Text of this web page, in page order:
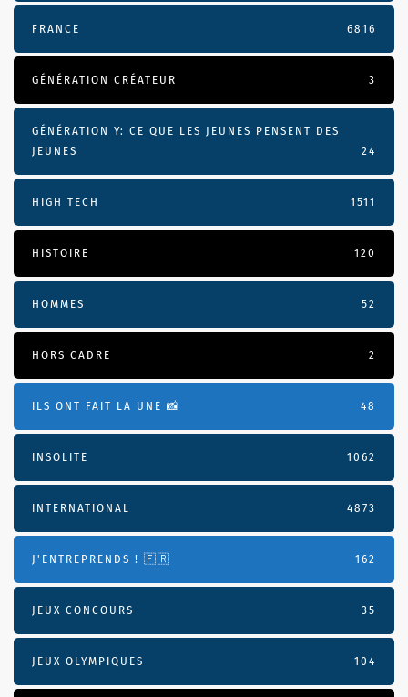
FRANCE 6816
GÉNÉRATION CRÉATEUR 3
GÉNÉRATION Y: CE QUE LES JEUNES PENSENT DES
JEUNES
24
HIGH TECH 1511
HISTOIRE 120
HOMMES 52
HORS CADRE 2
ILS ONT FAIT LA UNE 📸 48
INSOLITE 1062
INTERNATIONAL 4873
J'ENTREPRENDS ! 🇫🇷 162
JEUX CONCOURS 35
JEUX OLYMPIQUES 104